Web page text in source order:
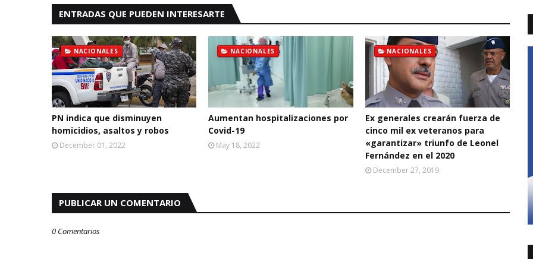
ENTRADAS QUE PUEDEN INTERESARTE
NACIONALES
PN indica que disminuyen
homicidios, asaltos y robos
December 01, 2022
NACIONALES
Aumentan hospitalizaciones por
Covid-19
May 18, 2022
NACIONALES
Ex generales crearán fuerza de
cinco mil ex veteranos para
«garantizar» triunfo de Leonel
Fernández en el 2020
December 27, 2019
PUBLICAR UN COMENTARIO
0 Comentarios